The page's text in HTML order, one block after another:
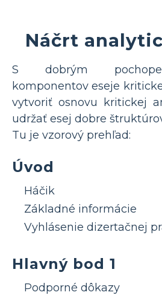
Náčrt
S dobrým
komponentov eseje
vytvoriť osnovu kritickej
udržať esej dobre
Tu je vzorový prehľad:
Úvod
Háčik
Základné informácie
Vyhlásenie dizertačnej
Hlavný bod 1
Podporné dôkazy